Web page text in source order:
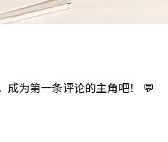
成为第一条评论的主角吧！ 💬